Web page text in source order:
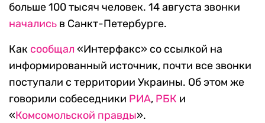
больше 100 тысяч человек. 14 августа звонки
начались в Санкт-Петербурге.
Как сообщал «Интерфакс» со ссылкой на
информированный источник, почти все звонки
поступали с территории Украины. Об этом же
говорили собеседники РИА, РБК и
«Комсомольской правды».